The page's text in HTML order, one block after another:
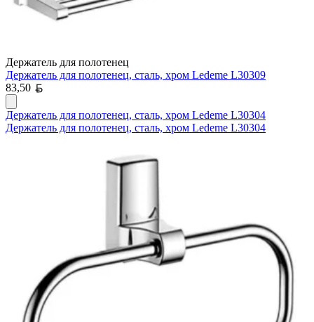
Держатель для полотенец
Держатель для полотенец, сталь, хром Ledeme L30309
83,50
Держатель для полотенец, сталь, хром Ledeme L30304
Держатель для полотенец, сталь, хром Ledeme L30304